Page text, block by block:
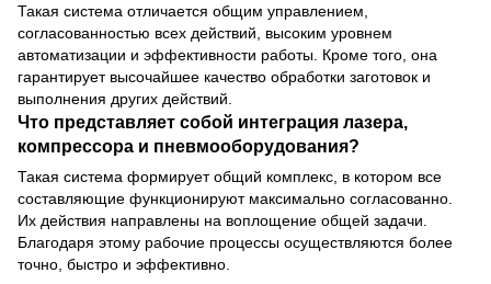
Такая система отличается общим управлением,
согласованностью всех действий, высоким уровнем
автоматизации и эффективности работы. Кроме того, она
гарантирует высочайшее качество обработки заготовок и
выполнения других действий.
Что представляет собой интеграция лазера,
компрессора и пневмооборудования?
Такая система формирует общий комплекс, в котором все
составляющие функционируют максимально согласованно.
Их действия направлены на воплощение общей задачи.
Благодаря этому рабочие процессы осуществляются более
точно, быстро и эффективно.